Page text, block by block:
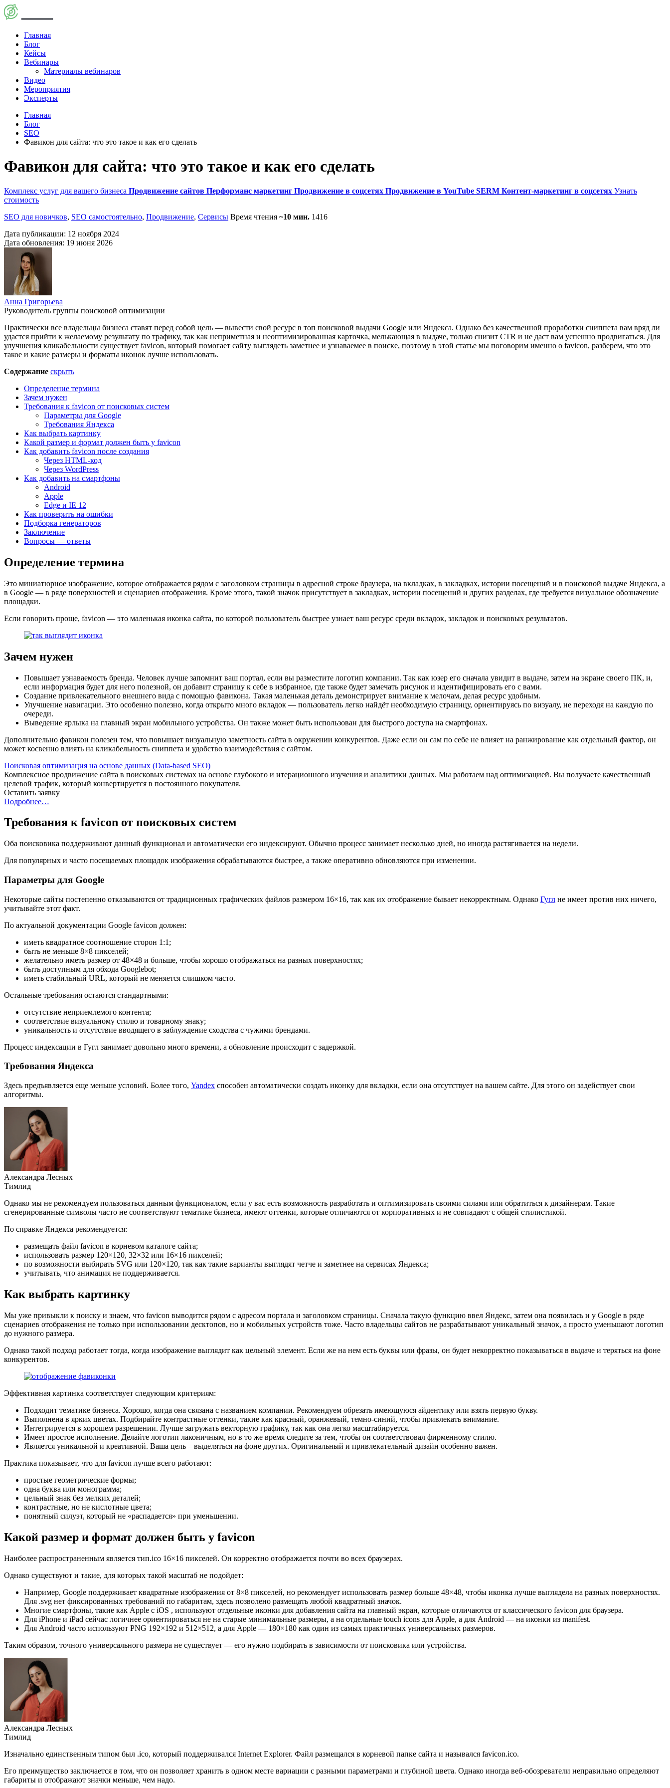
Главная
Блог
Кейсы
Вебинары
Материалы вебинаров
Видео
Мероприятия
Эксперты
Главная
Блог
SEO
Фавикон для сайта: что это такое и как его сделать
Фавикон для сайта: что это такое и как его сделать
Комплекс услуг для вашего бизнеса Продвижение сайтов Перформанс маркетинг Продвижение в соцсетях Продвижение в YouTube SERM Контент-маркетинг в соцсетях Узнать
стоимость
SEO для новичков, SEO самостоятельно, Продвижение, Сервисы Время чтения ~10 мин. 1416
Дата публикации: 12 ноября 2024
Дата обновления: 19 июня 2026
Анна Григорьева
Руководитель группы поисковой оптимизации
Практически все владельцы бизнеса ставят перед собой цель — вывести свой ресурс в топ поисковой выдачи Google или Яндекса. Однако без качественной проработки сниппета вам вряд ли
удастся прийти к желаемому результату по трафику, так как неприметная и неоптимизированная карточка, мелькающая в выдаче, только снизит CTR и не даст вам успешно продвигаться. Для
улучшения кликабельности существует favicon, который помогает сайту выглядеть заметнее и узнаваемее в поиске, поэтому в этой статье мы поговорим именно о favicon, разберем, что это
такое и какие размеры и форматы иконок лучше использовать.
Содержание скрыть
Определение термина
Зачем нужен
Требования к favicon от поисковых систем
Параметры для Google
Требования Яндекса
Как выбрать картинку
Какой размер и формат должен быть у favicon
Как добавить favicon после создания
Через HTML-код
Через WordPress
Как добавить на смартфоны
Android
Apple
Edge и IE 12
Как проверить на ошибки
Подборка генераторов
Заключение
Вопросы — ответы
Определение термина
Это миниатюрное изображение, которое отображается рядом с заголовком страницы в адресной строке браузера, на вкладках, в закладках, истории посещений и в поисковой выдаче Яндекса, а
в Google — в ряде поверхностей и сценариев отображения. Кроме этого, такой значок присутствует в закладках, истории посещений и других разделах, где требуется визуальное обозначение
площадки.
Если говорить проще, favicon — это маленькая иконка сайта, по которой пользователь быстрее узнает ваш ресурс среди вкладок, закладок и поисковых результатов.
Зачем нужен
Повышает узнаваемость бренда. Человек лучше запомнит ваш портал, если вы разместите логотип компании. Так как юзер его сначала увидит в выдаче, затем на экране своего ПК, и,
если информация будет для него полезной, он добавит страницу к себе в избранное, где также будет замечать рисунок и идентифицировать его с вами.
Создание привлекательного внешнего вида с помощью фавикона. Такая маленькая деталь демонстрирует внимание к мелочам, делая ресурс удобным.
Улучшение навигации. Это особенно полезно, когда открыто много вкладок — пользователь легко найдёт необходимую страницу, ориентируясь по визуалу, не переходя на каждую по
очереди.
Выведение ярлыка на главный экран мобильного устройства. Он также может быть использован для быстрого доступа на смартфонах.
Дополнительно фавикон полезен тем, что повышает визуальную заметность сайта в окружении конкурентов. Даже если он сам по себе не влияет на ранжирование как отдельный фактор, он
может косвенно влиять на кликабельность сниппета и удобство взаимодействия с сайтом.
Поисковая оптимизация на основе данных (Data-based SEO)
Комплексное продвижение сайта в поисковых системах на основе глубокого и итерационного изучения и аналитики данных. Мы работаем над оптимизацией. Вы получаете качественный
целевой трафик, который конвертируется в постоянного покупателя.
Оставить заявку
Подробнее…
Требования к favicon от поисковых систем
Оба поисковика поддерживают данный функционал и автоматически его индексируют. Обычно процесс занимает несколько дней, но иногда растягивается на недели.
Для популярных и часто посещаемых площадок изображения обрабатываются быстрее, а также оперативно обновляются при изменении.
Параметры для Google
Некоторые сайты постепенно отказываются от традиционных графических файлов размером 16×16, так как их отображение бывает некорректным. Однако Гугл не имеет против них ничего,
учитывайте этот факт.
По актуальной документации Google favicon должен:
иметь квадратное соотношение сторон 1:1;
быть не меньше 8×8 пикселей;
желательно иметь размер от 48×48 и больше, чтобы хорошо отображаться на разных поверхностях;
быть доступным для обхода Googlebot;
иметь стабильный URL, который не меняется слишком часто.
Остальные требования остаются стандартными:
отсутствие неприемлемого контента;
соответствие визуальному стилю и товарному знаку;
уникальность и отсутствие вводящего в заблуждение сходства с чужими брендами.
Процесс индексации в Гугл занимает довольно много времени, а обновление происходит с задержкой.
Требования Яндекса
Здесь предъявляется еще меньше условий. Более того, Yandex способен автоматически создать иконку для вкладки, если она отсутствует на вашем сайте. Для этого он задействует свои
алгоритмы.
Александра Лесных
Тимлид
Однако мы не рекомендуем пользоваться данным функционалом, если у вас есть возможность разработать и оптимизировать своими силами или обратиться к дизайнерам. Такие
сгенерированные символы часто не соответствуют тематике бизнеса, имеют оттенки, которые отличаются от корпоративных и не совпадают с общей стилистикой.
По справке Яндекса рекомендуется:
размещать файл favicon в корневом каталоге сайта;
использовать размер 120×120, 32×32 или 16×16 пикселей;
по возможности выбирать SVG или 120×120, так как такие варианты выглядят четче и заметнее на сервисах Яндекса;
учитывать, что анимация не поддерживается.
Как выбрать картинку
Мы уже привыкли к поиску и знаем, что favicon выводится рядом с адресом портала и заголовком страницы. Сначала такую функцию ввел Яндекс, затем она появилась и у Google в ряде
сценариев отображения не только при использовании десктопов, но и мобильных устройств тоже. Часто владельцы сайтов не разрабатывают уникальный значок, а просто уменьшают логотип
до нужного размера.
Однако такой подход работает тогда, когда изображение выглядит как цельный элемент. Если же на нем есть буквы или фразы, он будет некорректно показываться в выдаче и теряться на фоне
конкурентов.
Эффективная картинка соответствует следующим критериям:
Подходит тематике бизнеса. Хорошо, когда она связана с названием компании. Рекомендуем обрезать имеющуюся айдентику или взять первую букву.
Выполнена в ярких цветах. Подбирайте контрастные оттенки, такие как красный, оранжевый, темно-синий, чтобы привлекать внимание.
Интегрируется в хорошем разрешении. Лучше загружать векторную графику, так как она легко масштабируется.
Имеет простое исполнение. Делайте логотип лаконичным, но в то же время следите за тем, чтобы он соответствовал фирменному стилю.
Является уникальной и креативной. Ваша цель – выделяться на фоне других. Оригинальный и привлекательный дизайн особенно важен.
Практика показывает, что для favicon лучше всего работают:
простые геометрические формы;
одна буква или монограмма;
цельный знак без мелких деталей;
контрастные, но не кислотные цвета;
понятный силуэт, который не «распадается» при уменьшении.
Какой размер и формат должен быть у favicon
Наиболее распространенным является тип.ico 16×16 пикселей. Он корректно отображается почти во всех браузерах.
Однако существуют и такие, для которых такой масштаб не подойдет:
Например, Google поддерживает квадратные изображения от 8×8 пикселей, но рекомендует использовать размер больше 48×48, чтобы иконка лучше выглядела на разных поверхностях.
Для .svg нет фиксированных требований по габаритам, здесь позволено размещать любой квадратный значок.
Многие смартфоны, такие как Apple с iOS , используют отдельные иконки для добавления сайта на главный экран, которые отличаются от классического favicon для браузера.
Для iPhone и iPad сейчас логичнее ориентироваться не на старые минимальные размеры, а на отдельные touch icons для Apple, а для Android — на иконки из manifest.
Для Android часто используют PNG 192×192 и 512×512, а для Apple — 180×180 как один из самых практичных универсальных размеров.
Таким образом, точного универсального размера не существует — его нужно подбирать в зависимости от поисковика или устройства.
Александра Лесных
Тимлид
Изначально единственным типом был .ico, который поддерживался Internet Explorer. Файл размещался в корневой папке сайта и назывался favicon.ico.
Его преимущество заключается в том, что он позволяет хранить в одном месте вариации с разными параметрами и глубиной цвета. Однако иногда веб-обозреватели неправильно определяют
габариты и отображают значки меньше, чем надо.